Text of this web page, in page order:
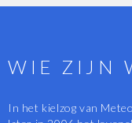
WIE ZIJN
In het kielzog van